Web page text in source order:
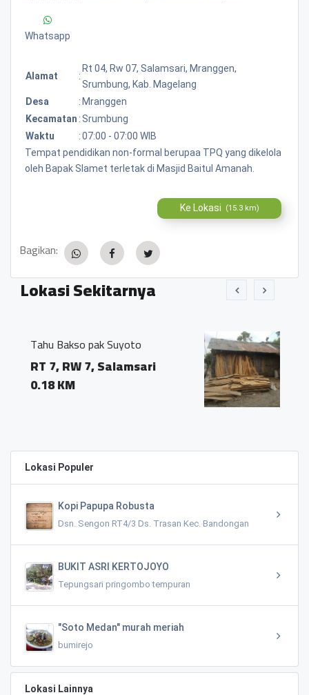
Whatsapp
Alamat :
Rt 04, Rw 07, Salamsari, Mranggen,
Srumbung, Kab. Magelang
Desa
: Mranggen
Kecamatan : Srumbung
Waktu
:07:00 - 07:00 WIB
Tempat pendidikan non-formal berupaa TPQ yang dikelola
oleh Bapak Slamet terletak di Masjid Baitul Amanah.
Ke Lokasi (15.3 km)
Bagikan:
Lokasi Sekitarnya
Seneng
RT 04, RW 07,
Mranggen,
Magelang
Lokasi Populer
Kopi Papupa Robusta
Dsn. Sengon RT4/3 Ds. Trasan Kec. Bandongan
BUKIT ASRI KERTOJOYO
Tepungsari pringombo tempuran
"Soto Medan" murah meriah
bumirejo
Lokasi Lainnya